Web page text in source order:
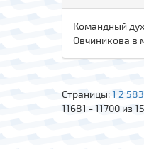
Командный
Овчиникова в
Страницы:1 2 583
11681 - 11700 из